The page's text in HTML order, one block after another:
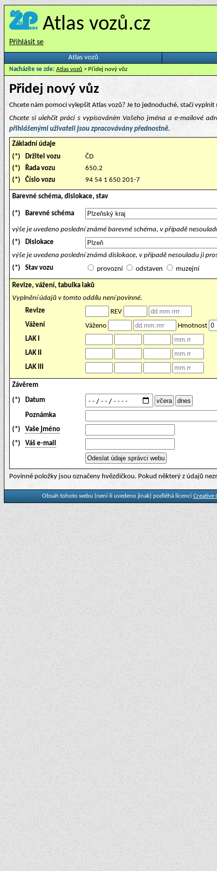
Atlas vozů.cz
Přihlásit se
Atlas vozů
Nacházíte se zde: Atlas vozů > Přidej nový vůz
Přidej nový vůz
Chcete nám pomoci vylepšit Atlas vozů? Je to jednoduché, stačí
Chcete si ulehčit práci s vypisováním Vašeho jména a e-mailové
přihlášenými uživateli jsou zpracovávány přednostně.
Základní údaje
(*)
Držitel vozu
ČD
(*)
Řada vozu
650.2
(*)
Číslo vozu 94 54 1 650 201-7
Barevné schéma, dislokace, stav
(*) Barevné schéma
výše je uvedeno poslední známé barevné schéma, v případě
(*)
Dislokace
výše je uvedena poslední známá dislokace, v případě nesouladu ji
(*)
Stav vozu provozní odstaven muzejní
Revize, vážení, tabulka laků
Vyplnění údajů v tomto oddílu není povinné.
Revize
REV
Vážení
Váženo
Hmotnost
LAK I
LAK II
LAK III
Závěrem
(*) Datum
Poznámka
(*)
Vaše jméno
(*)
Váš e-mail
Povinné položky jsou označeny hvězdičkou. Pokud některý z údajů
Obsah tohoto webu (není-li uvedeno jinak) podléhá licenci Creative